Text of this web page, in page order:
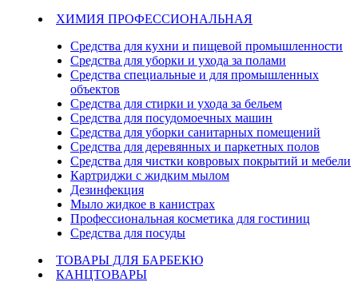
ХИМИЯ ПРОФЕССИОНАЛЬНАЯ
Средства для кухни и пищевой промышленности
Средства для уборки и ухода за полами
Средства специальные и для промышленных
объектов
Средства для стирки и ухода за бельем
Средства для посудомоечных машин
Средства для уборки санитарных помещений
Средства для деревянных и паркетных полов
Средства для чистки ковровых покрытий и мебели
Картриджи с жидким мылом
Дезинфекция
Мыло жидкое в канистрах
Профессиональная косметика для гостиниц
Средства для посуды
ТОВАРЫ ДЛЯ БАРБЕКЮ
КАНЦТОВАРЫ